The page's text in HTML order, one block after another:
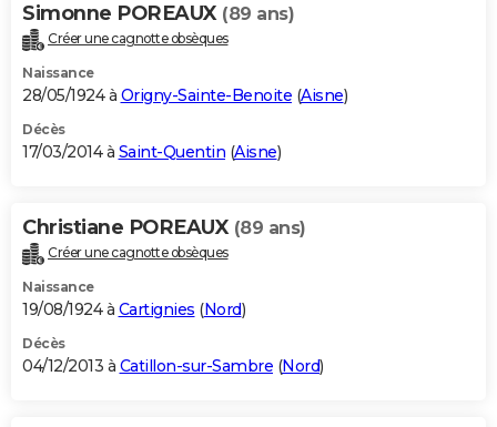
Simonne POREAUX (89 ans)
Créer une cagnotte obsèques
Naissance
28/05/1924 à Origny-Sainte-Benoite (Aisne)
Décès
17/03/2014 à Saint-Quentin (Aisne)
Christiane POREAUX (89 ans)
Créer une cagnotte obsèques
Naissance
19/08/1924 à Cartignies (Nord)
Décès
04/12/2013 à Catillon-sur-Sambre (Nord)